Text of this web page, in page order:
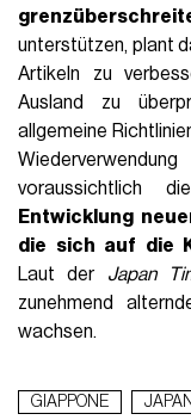
unterstützen, plant
Artikeln zu
Ausland zu
allgemeine
voraussichtlich
Entwicklung
die sich auf die
Laut der Japan
zunehmend
wachsen.
GIAPPONE JAPAN